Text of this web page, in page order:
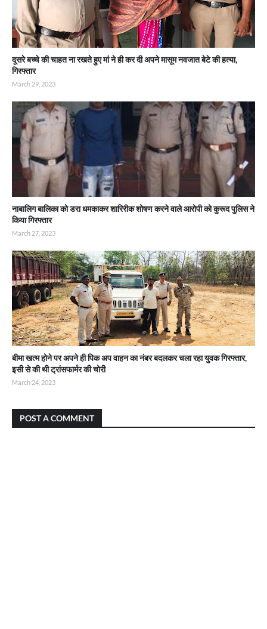
दूसरे बच्चे की चाहत ना रखते हुए मां ने ही कर दी अपने मासूम नवजात बेटे की हत्या,
गिरफ्तार
March 29, 2023
नाबालिग बालिका को डरा धमकाकर शारिरीक शोषण करने वाले आरोपी को कुरूद पुलिस ने
किया गिरफ्तार
March 27, 2023
बीमा खत्म होने पर अपने ही पिक अप वाहन का नंबर बदलकर चला रहा युवक गिरफ्तार,
इसी से की थी ट्रांसफार्मर की चोरी
March 24, 2023
POST A COMMENT